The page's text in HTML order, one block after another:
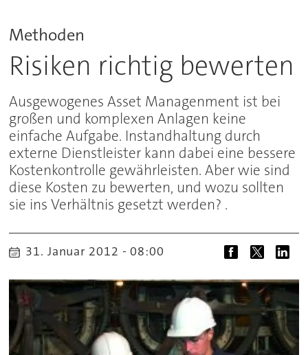
Methoden
Risiken richtig bewerten
Ausgewogenes Asset Managenment ist bei
großen und komplexen Anlagen keine
einfache Aufgabe. Instandhaltung durch
externe Dienstleister kann dabei eine bessere
Kostenkontrolle gewährleisten. Aber wie sind
diese Kosten zu bewerten, und wozu sollten
sie ins Verhältnis gesetzt werden? .
31. Januar 2012 - 08:00